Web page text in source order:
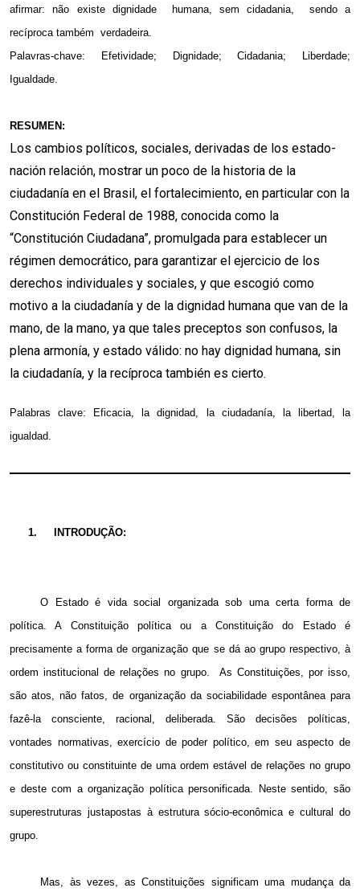
afirmar: não existe dignidade
humana, sem cidadania,
sendo a
recíproca também verdadeira.
Palavras-chave: Efetividade; Dignidade; Cidadania; Liberdade;
Igualdade.
RESUMEN:
Los cambios políticos, sociales, derivadas de los estado-
nación relación, mostrar un poco de la historia de la
ciudadanía en el Brasil, el fortalecimiento, en particular con la
Constitución Federal de 1988, conocida como la
“Constitución Ciudadana”, promulgada para establecer un
régimen democrático, para garantizar el ejercicio de los
derechos individuales y sociales, y que escogió como
motivo a la ciudadanía y de la dignidad humana que van de la
mano, de la mano, ya que tales preceptos son confusos, la
plena armonía, y estado válido: no hay dignidad humana, sin
la ciudadanía, y la recíproca también es cierto.
Palabras clave: Eficacia, la dignidad, la ciudadanía, la libertad, la
igualdad.
1. INTRODUÇÃO:
O Estado é vida social organizada sob uma certa forma de
política. A Constituição política ou a Constituição do Estado é
precisamente a forma de organização que se dá ao grupo respectivo, à
ordem institucional de relações no grupo.
As Constituições, por isso,
são atos, não fatos, de organização da sociabilidade espontânea para
fazê-la consciente, racional, deliberada. São decisões políticas,
vontades normativas, exercício de poder político, em seu aspecto de
constitutivo ou constituinte de uma ordem estável de relações no grupo
e deste com a organização política personificada. Neste sentido, são
superestruturas justapostas à estrutura sócio-econômica e cultural do
grupo.
Mas, às vezes, as Constituições significam uma mudança da